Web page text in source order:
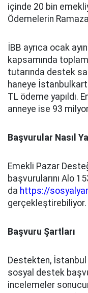
içinde 20 bin
Ödemelerin
İBB ayrıca ocak
kapsamında
tutarında destek
haneye
TL ödeme yapıldı.
anneye ise 93
Başvurular Nasıl
Emekli Pazar
başvurularını Alo
da https://
gerçekleştirebiliyor.
Başvuru Şartları
Destekten, İstanbul
sosyal destek
incelemeler